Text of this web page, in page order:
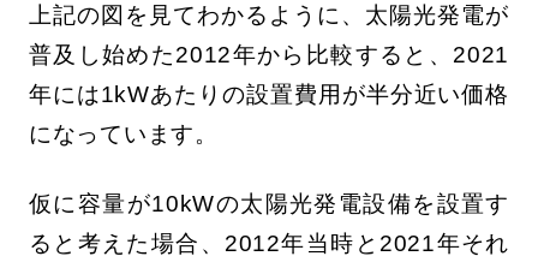
上記の図を見てわかるように、太陽光発電が
普及し始めた2012年から比較すると、2021
年には1kWあたりの設置費用が半分近い価格
になっています。
仮に容量が10kWの太陽光発電設備を設置す
ると考えた場合、2012年当時と2021年それ